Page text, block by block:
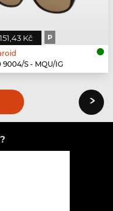
Kč P
9004/S - MQU/IG
›